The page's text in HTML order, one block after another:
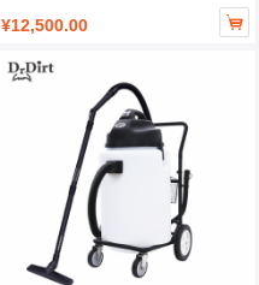
¥12,500.00 